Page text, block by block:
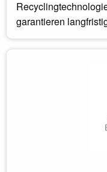
garantieren